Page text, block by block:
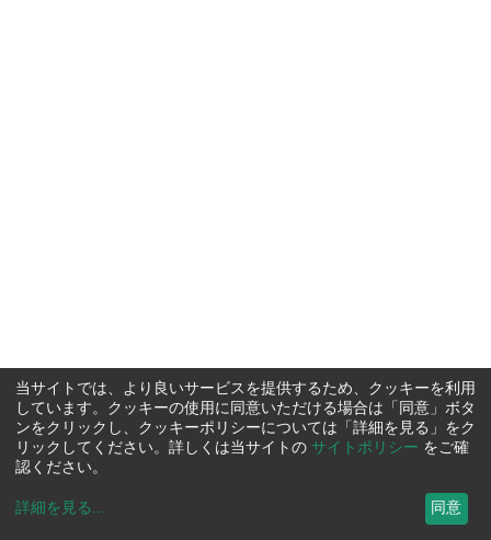
当サイトでは、より良いサービスを提供するため、クッキーを利用
しています。クッキーの使用に同意いただける場合は「同意」ボタ
ンをクリックし、クッキーポリシーについては「詳細を見る」をク
リックしてください。詳しくは当サイトの サイトポリシー をご確
認ください。
詳細を見る ... 同意